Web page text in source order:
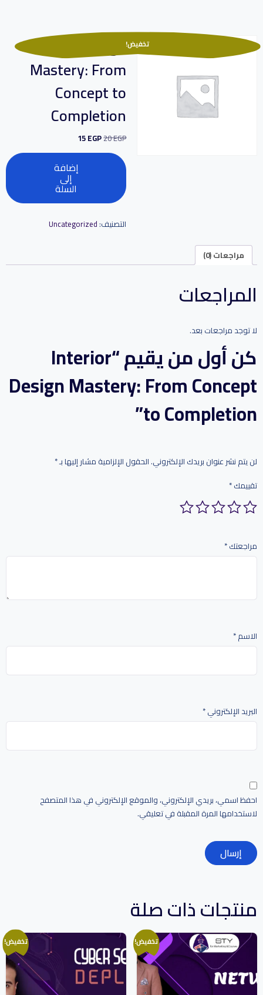
تخفيض!Interior Design
Mastery: From
Concept to
Completion
20EGP
15EGP
إضافة
إلى
السلة
التصنيف:Uncategorized
مراجعات (0)
المراجعات
لا توجد مراجعات بعد.
كن أول من يقيم “Interior
Design Mastery: From Concept
to Completion”
لن يتم نشر عنوان بريدك الإلكتروني.الحقول الإلزامية مشار إليها بـ*
تقييمك*
مراجعتك*
الاسم*
البريد الإلكتروني*
احفظ اسمي، بريدي الإلكتروني، والموقع الإلكتروني في هذا المتصفح
لاستخدامها المرة المقبلة في تعليقي.
منتجات ذات صلة
تخفيض! تخفيض!